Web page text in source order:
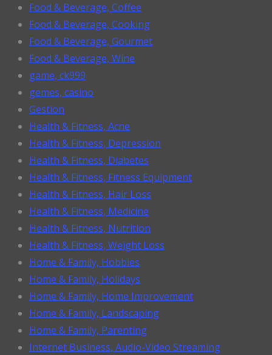
Food & Beverage, Coffee
Food & Beverage, Cooking
Food & Beverage, Gourmet
Food & Beverage, Wine
game, ck999
gemes, casino
Gestion
Health & Fitness, Acne
Health & Fitness, Depression
Health & Fitness, Diabetes
Health & Fitness, Fitness Equipment
Health & Fitness, Hair Loss
Health & Fitness, Medicine
Health & Fitness, Nutrition
Health & Fitness, Weight Loss
Home & Family, Hobbies
Home & Family, Holidays
Home & Family, Home Improvement
Home & Family, Landscaping
Home & Family, Parenting
Internet Business, Audio-Video Streaming